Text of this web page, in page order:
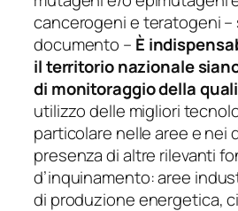
cancerogeni e teratogeni –
documento – È
il territorio nazionale
di monitoraggio della
utilizzo delle migliori
particolare nelle aree e nei
presenza di altre rilevanti
d’inquinamento: aree
di produzione energetica,